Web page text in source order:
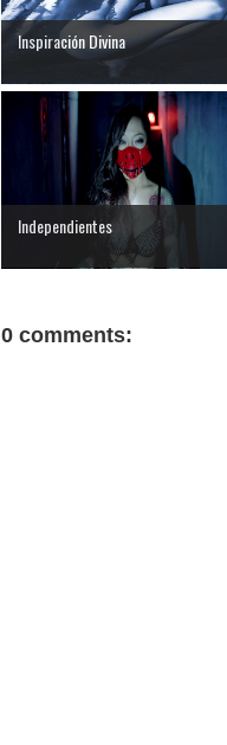
Inspiración Divina
Independientes
0 comments: